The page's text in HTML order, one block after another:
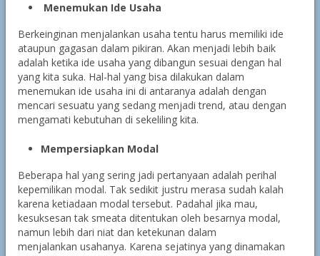
Menemukan Ide Usaha
Berkeinginan menjalankan usaha tentu harus memiliki ide
ataupun gagasan dalam pikiran. Akan menjadi lebih baik
adalah ketika ide usaha yang dibangun sesuai dengan hal
yang kita suka. Hal-hal yang bisa dilakukan dalam
menemukan ide usaha ini di antaranya adalah dengan
mencari sesuatu yang sedang menjadi trend, atau dengan
mengamati kebutuhan di sekeliling kita.
Mempersiapkan Modal
Beberapa hal yang sering jadi pertanyaan adalah perihal
kepemilikan modal. Tak sedikit justru merasa sudah kalah
karena ketiadaan modal tersebut. Padahal jika mau,
kesuksesan tak smeata ditentukan oleh besarnya modal,
namun lebih dari niat dan ketekunan dalam
menjalankan usahanya. Karena sejatinya yang dinamakan